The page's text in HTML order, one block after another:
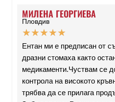
МИЛЕНА ГЕОРГИЕВА
Пловдив
★★★★★
Ентан ми е предписан от
дразни стомаха както
медикаменти.Чуствам се
контрола на високото
трябва да се прилага